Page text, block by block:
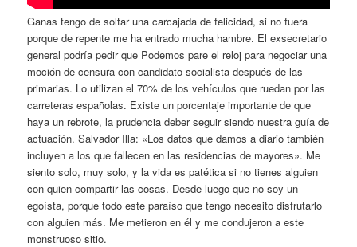
Ganas tengo de soltar una carcajada de felicidad, si no fuera
porque de repente me ha entrado mucha hambre. El exsecretario
general podría pedir que Podemos pare el reloj para negociar una
moción de censura con candidato socialista después de las
primarias. Lo utilizan el 70% de los vehículos que ruedan por las
carreteras españolas. Existe un porcentaje importante de que
haya un rebrote, la prudencia deber seguir siendo nuestra guía de
actuación. Salvador Illa: «Los datos que damos a diario también
incluyen a los que fallecen en las residencias de mayores». Me
siento solo, muy solo, y la vida es patética si no tienes alguien
con quien compartir las cosas. Desde luego que no soy un
egoísta, porque todo este paraíso que tengo necesito disfrutarlo
con alguien más. Me metieron en él y me condujeron a este
monstruoso sitio.